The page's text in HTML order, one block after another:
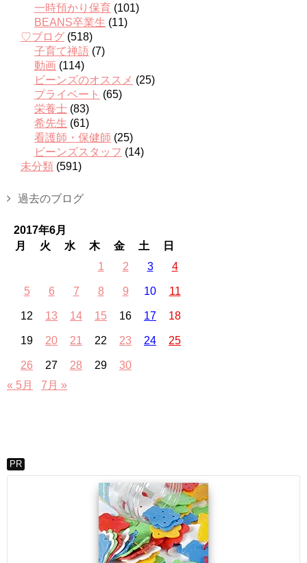
一時預かり保育 (101)
BEANS卒業生 (11)
♡ブログ (518)
子育て禅語 (7)
動画 (114)
ビーンズのオススメ (25)
プライベート (65)
栄養士 (83)
希先生 (61)
看護師・保健師 (25)
ビーンズスタッフ (14)
未分類 (591)
過去のブログ
2017年6月
月
火 水 木 金 土
日
1
2 3 4
5 6 7 8 9 10 11
12 13 14 15 16 17 18
19 20 21 22 23 24 25
26 27 28 29
30
« 5月
7月 »
PR